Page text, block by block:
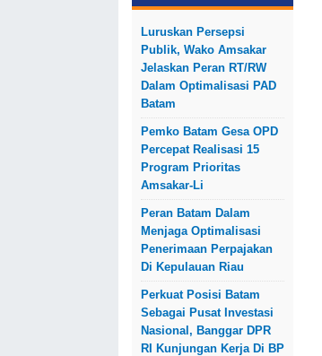
Luruskan Persepsi
Publik, Wako Amsakar
Jelaskan Peran RT/RW
Dalam Optimalisasi PAD
Batam
Pemko Batam Gesa OPD
Percepat Realisasi 15
Program Prioritas
Amsakar-Li
Peran Batam Dalam
Menjaga Optimalisasi
Penerimaan Perpajakan
Di Kepulauan Riau
Perkuat Posisi Batam
Sebagai Pusat Investasi
Nasional, Banggar DPR
RI Kunjungan Kerja Di BP